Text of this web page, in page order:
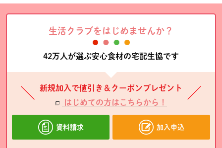
生活クラブをはじめませんか？
42万人が選ぶ安心食材の宅配生協です
新規加入で値引き＆クーポンプレゼント
はじめての方はこちらから！
資料請求 加入申込